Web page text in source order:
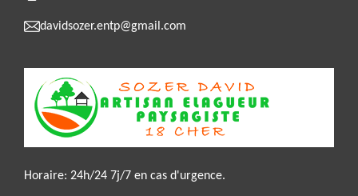
davidsozer.entp@gmail.com
Horaire: 24h/24 7j/7 en cas d'urgence.